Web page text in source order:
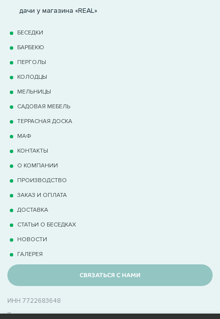
дачи у магазина «REAL»
БЕСЕДКИ
БАРБЕКЮ
ПЕРГОЛЫ
КОЛОДЦЫ
МЕЛЬНИЦЫ
САДОВАЯ МЕБЕЛЬ
ТЕРРАCНАЯ ДОСКА
МАФ
КОНТАКТЫ
О КОМПАНИИ
ПРОИЗВОДСТВО
ЗАКАЗ И ОПЛАТА
ДОСТАВКА
СТАТЬИ О БЕСЕДКАХ
НОВОСТИ
ГАЛЕРЕЯ
СВЯЗАТЬСЯ С НАМИ
ИНН 7722683648